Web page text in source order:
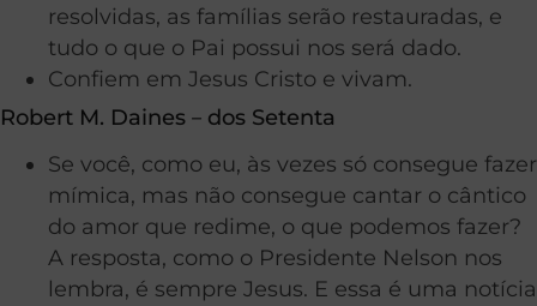
resolvidas, as famílias serão restauradas, e
tudo o que o Pai possui nos será dado.
Confiem em Jesus Cristo e vivam.
Robert M. Daines－dos Setenta
Se você, como eu, às vezes só consegue fazer
mímica, mas não consegue cantar o cântico
do amor que redime, o que podemos fazer?
A resposta, como o Presidente Nelson nos
lembra, é sempre Jesus. E essa é uma notícia